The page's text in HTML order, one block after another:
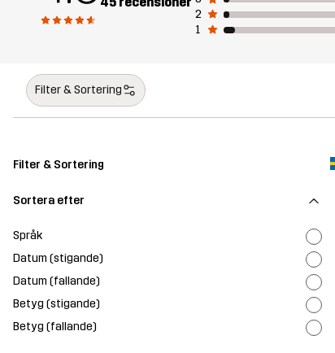
2
1
Filter & Sortering
Filter & Sortering
Sortera efter
Språk
Datum (stigande)
Datum (fallande)
Betyg (stigande)
Betyg (fallande)